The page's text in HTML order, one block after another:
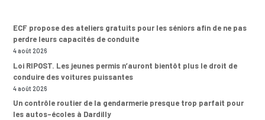
ECF propose des ateliers gratuits pour les séniors afin de ne pas
perdre leurs capacités de conduite
4 août 2026
Loi RIPOST. Les jeunes permis n’auront bientôt plus le droit de
conduire des voitures puissantes
4 août 2026
Un contrôle routier de la gendarmerie presque trop parfait pour
les autos-écoles à Dardilly